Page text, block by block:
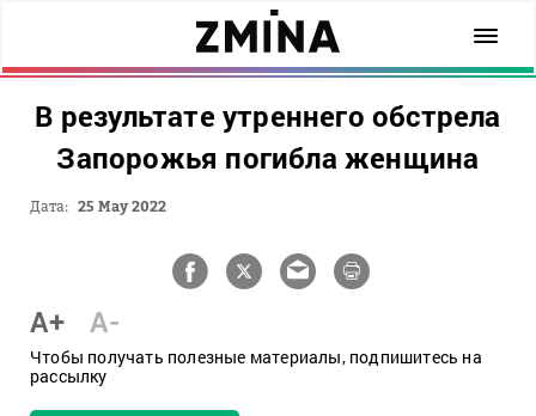
В результате утреннего обстрела
Запорожья погибла женщина
Дата: 25 May 2022
A+ A-
Чтобы получать полезные материалы, подпишитесь на
рассылку